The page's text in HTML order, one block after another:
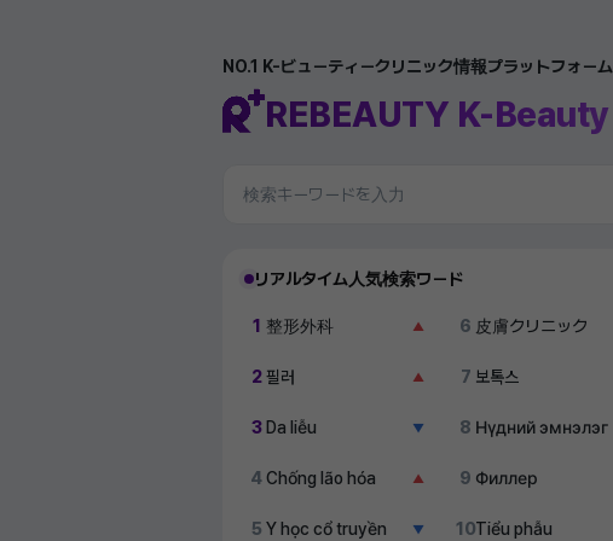
NO.1 K-ビューティークリニック情報プラットフォーム
REBEAUTY K-Beauty
リアルタイム人気検索ワード
1 整形外科 ▲
2 필러 ▲
3 Da liễu ▼
4Chống lão hóa ▲
5 Y học cổ truyền ▼
6 皮膚クリニック
7 보톡스
8 Нүдний эмнэлэг
9 Филлер
10Tiểu phẫu